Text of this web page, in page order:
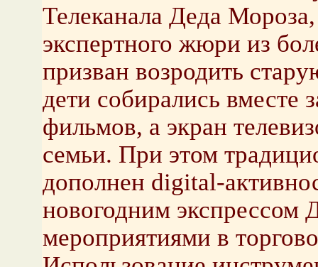
Телеканала Деда
экспертного жюри из
призван возродить
дети собирались
фильмов, а экран
семьи. При этом
дополнен digital-
новогодним экспрессом
мероприятиями в